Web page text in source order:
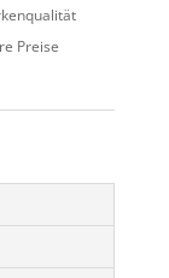
Preise